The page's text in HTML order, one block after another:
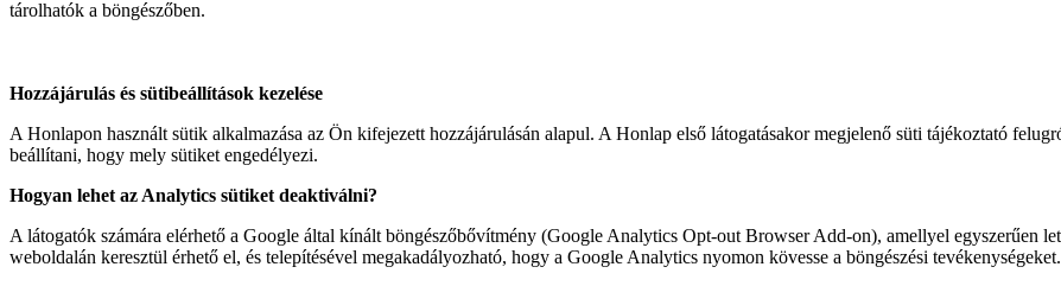
tárolhatók a böngészőben.
Hozzájárulás és sütibeállítások kezelése
A Honlapon használt sütik alkalmazása az Ön kifejezett hozzájárulásán alapul. A Honlap első látogatásakor megjelenő süti tájékoztató
beállítani, hogy mely sütiket engedélyezi.
Hogyan lehet az Analytics sütiket deaktiválni?
A látogatók számára elérhető a Google által kínált böngészőbővítmény (Google Analytics Opt-out Browser Add-on), amellyel egyszerűen
weboldalán keresztül érhető el, és telepítésével megakadályozható, hogy a Google Analytics nyomon kövesse a böngészési tevékenységeket.